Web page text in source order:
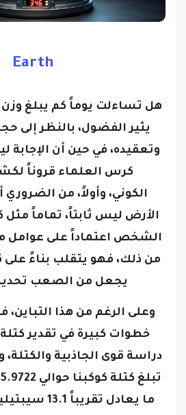
Earth
هل تساءلت يوماً كم يبلغ
يثير الفضول، بالنظر إلى
وتعقيده، في حين أن
كرس العلماء قروناً
الكوني، وأولاً، من
الأرض ليس ثابتاً، تماماً مثل
الشخص اعتماداً على عوامل
من ذلك، فهو يتقلب بناءً على
يجعل من الصعب
وعلى الرغم من هذا
خطوات كبيرة في تقدير
دراسة قوى الجاذبية والكتلة،
ما يعادل